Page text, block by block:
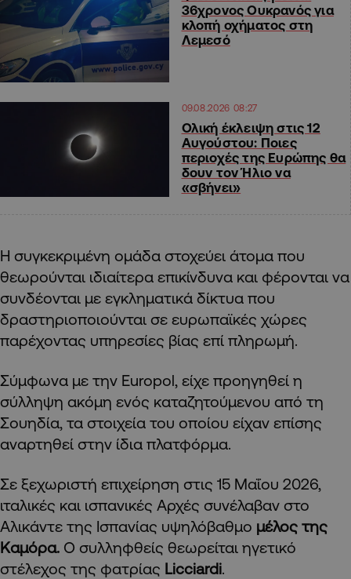
36χρονος Ουκρανός για
κλοπή οχήματος στη
Λεμεσό
09.08.2026 08:27
Ολική έκλειψη στις 12
Αυγούστου: Ποιες
περιοχές της Ευρώπης θα
δουν τον Ήλιο να
«σβήνει»
Η συγκεκριμένη ομάδα στοχεύει άτομα που
θεωρούνται ιδιαίτερα επικίνδυνα και φέρονται να
συνδέονται με εγκληματικά δίκτυα που
δραστηριοποιούνται σε ευρωπαϊκές χώρες
παρέχοντας υπηρεσίες βίας επί πληρωμή.
Σύμφωνα με την Europol, είχε προηγηθεί η
σύλληψη ακόμη ενός καταζητούμενου από τη
Σουηδία, τα στοιχεία του οποίου είχαν επίσης
αναρτηθεί στην ίδια πλατφόρμα.
Σε ξεχωριστή επιχείρηση στις 15 Μαΐου 2026,
ιταλικές και ισπανικές Αρχές συνέλαβαν στο
Αλικάντε της Ισπανίας υψηλόβαθμο μέλος της
Καμόρα. Ο συλληφθείς θεωρείται ηγετικό
στέλεχος της φατρίας Licciardi.